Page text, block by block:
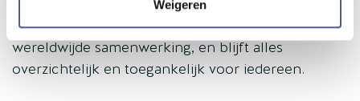
Weigeren
combineert het intranet lokale relevantie met
wereldwijde samenwerking, en blijft alles
overzichtelijk en toegankelijk voor iedereen.